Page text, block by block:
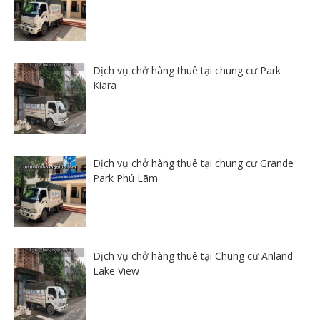
Dịch vụ chở hàng thuê tại chung cư Park
Kiara
Dịch vụ chở hàng thuê tại chung cư Grande
Park Phú Lãm
Dịch vụ chở hàng thuê tại Chung cư Anland
Lake View